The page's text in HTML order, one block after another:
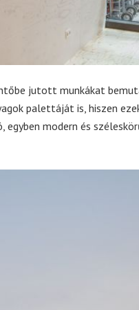
jutott munkákat
palettáját is, hiszen
modern és